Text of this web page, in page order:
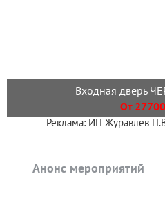
Входная дверь
От
Реклама: ИП Журавлев
Анонс мероприятий